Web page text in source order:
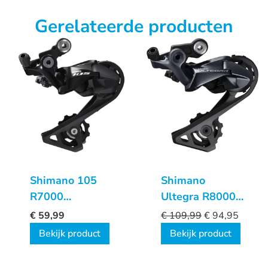
Gerelateerde producten
Shimano 105
R7000
Achterderailleur
€ 59,99
Bekijk product
Shimano
Ultegra R8000
Achterderailleur
€109,99€94,95
Bekijk product